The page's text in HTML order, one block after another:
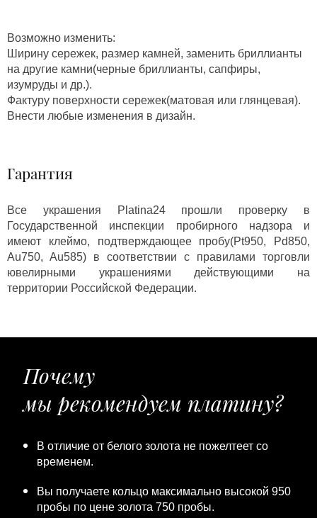
Возможно изменить:
Ширину сережек, размер камней, заменить бриллианты
на другие камни(черные бриллианты, сапфиры,
изумруды и др.).
Фактуру поверхности сережек(матовая или глянцевая).
Внести любые изменения в дизайн.
Гарантия
Все украшения Platina24 прошли проверку в
Государственной инспекции пробирного надзора и
имеют клеймо, подтверждающее пробу(Pt950, Pd850,
Au750, Au585) в соответствии с правилами торговли
ювелирными украшениями действующими на
территории Российской Федерации.
Почему
мы рекомендуем платину?
В отличие от белого золота не пожелтеет со
временем.
Вы получаете кольцо максимально высокой 950
пробы по цене золота 750 пробы.